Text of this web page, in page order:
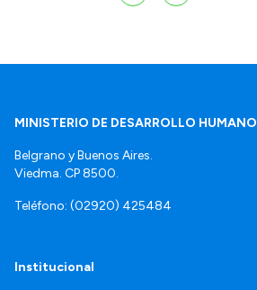
MINISTERIO DE DESARROLLO HUMANO
Belgrano y Buenos Aires.
Viedma. CP 8500.
Teléfono: (02920) 425484
Institucional